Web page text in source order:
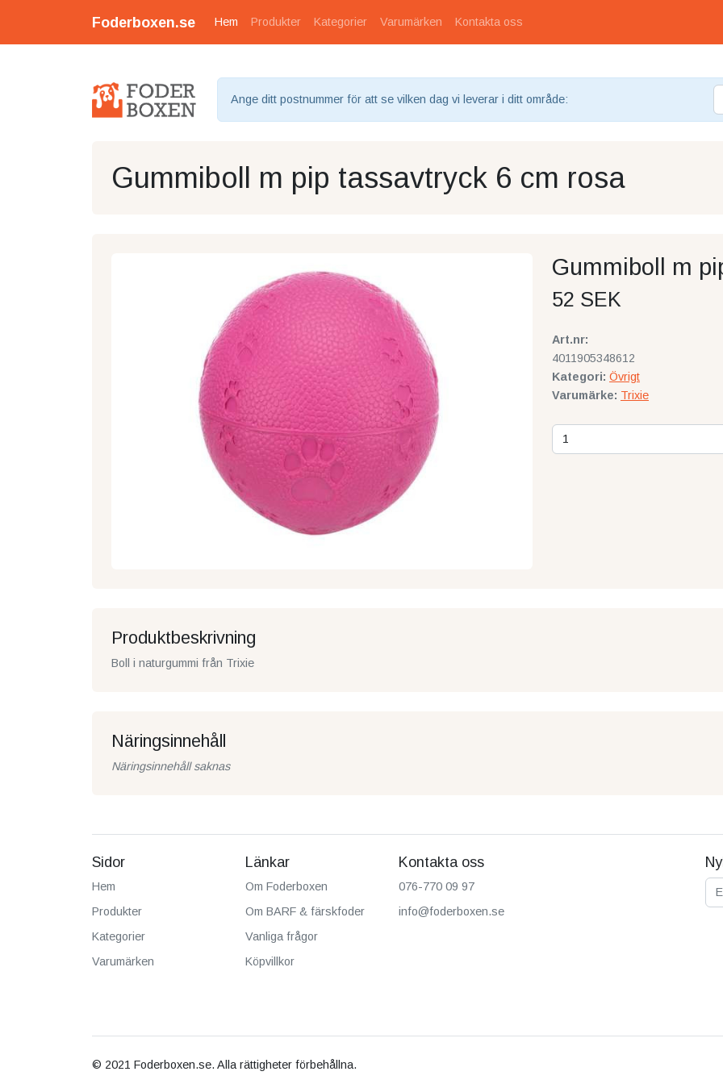
Foderboxen.se Hem Produkter Kategorier Varumärken Kontakta oss
Ange ditt postnummer för att se vilken dag vi leverar i ditt område:
Gummiboll m pip tassavtryck 6 cm rosa
Gummiboll m
52 SEK
Art.nr:
4011905348612
Kategori: Övrigt
Varumärke: Trixie
Produktbeskrivning
Boll i naturgummi från Trixie
Näringsinnehåll
Näringsinnehåll saknas
Sidor
Hem
Produkter
Kategorier
Varumärken
Länkar
Om Foderboxen
Om BARF & färskfoder
Vanliga frågor
Köpvillkor
Kontakta oss
076-770 09 97
info@foderboxen.se
E-
© 2021 Foderboxen.se. Alla rättigheter förbehållna.